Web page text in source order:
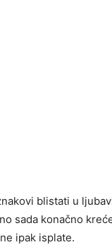
blistati u
sada konačno
ipak isplate.